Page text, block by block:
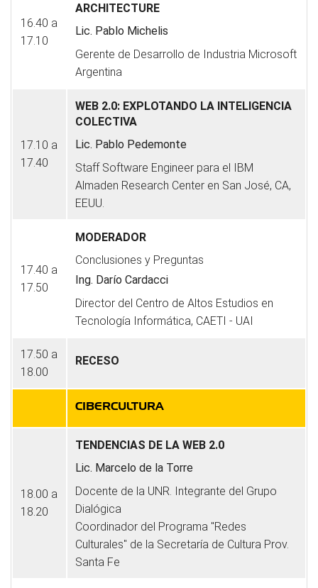
16.40 a
17.10
ARCHITECTURE
Lic. Pablo Michelis
Gerente de Desarrollo de Industria Microsoft
Argentina
17.10 a
17.40
WEB 2.0: EXPLOTANDO LA INTELIGENCIA
COLECTIVA
Lic. Pablo Pedemonte
Staff Software Engineer para el IBM
Almaden Research Center en San José, CA,
EEUU.
17.40 a
17.50
MODERADOR
Conclusiones y Preguntas
Ing. Darío Cardacci
Director del Centro de Altos Estudios en
Tecnología Informática, CAETI - UAI
17.50 a
18.00
RECESO
CIBERCULTURA
18.00 a
18.20
TENDENCIAS DE LA WEB 2.0
Lic. Marcelo de la Torre
Docente de la UNR. Integrante del Grupo
Dialógica
Coordinador del Programa "Redes
Culturales" de la Secretaría de Cultura Prov.
Santa Fe